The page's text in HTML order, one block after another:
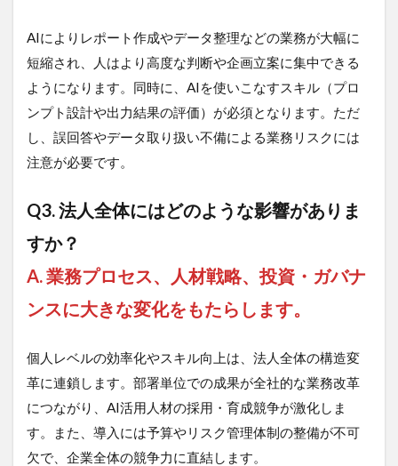
AIによりレポート作成やデータ整理などの業務が大幅に
短縮され、人はより高度な判断や企画立案に集中できる
ようになります。同時に、AIを使いこなすスキル（プロ
ンプト設計や出力結果の評価）が必須となります。ただ
し、誤回答やデータ取り扱い不備による業務リスクには
注意が必要です。
Q3. 法人全体にはどのような影響がありま
すか？
A. 業務プロセス、人材戦略、投資・ガバナ
ンスに大きな変化をもたらします。
個人レベルの効率化やスキル向上は、法人全体の構造変
革に連鎖します。部署単位での成果が全社的な業務改革
につながり、AI活用人材の採用・育成競争が激化しま
す。また、導入には予算やリスク管理体制の整備が不可
欠で、企業全体の競争力に直結します。